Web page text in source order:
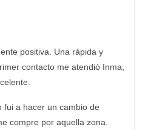
positiva. Una rápida y
contacto me atendió Inma,
fui a hacer un cambio de
compre por aquella zona.